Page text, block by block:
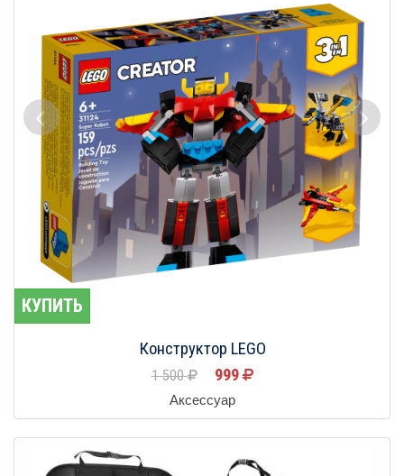
КУПИТЬ
Конструктор LEGO
1 500 999
Аксессуар